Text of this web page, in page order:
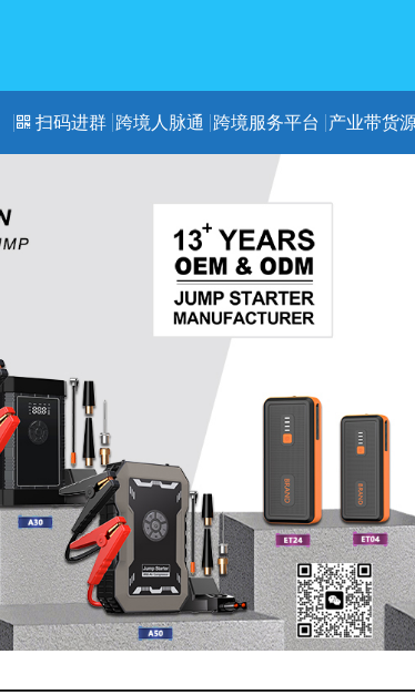
扫码进群 跨境人脉通 跨境服务平台 产业带货